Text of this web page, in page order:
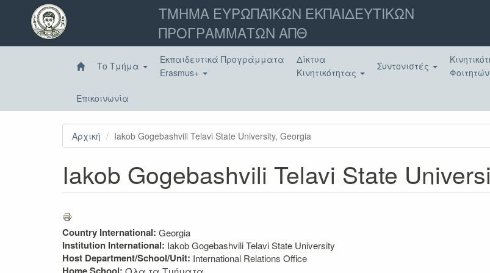
Παράκαμψη
κυρίως
ΤΜΗΜΑ ΕΥΡΩΠΑΪΚΩΝ ΕΚΠΑΙΔΕΥΤΙΚΩΝ
ΠΡΟΓΡΑΜΜΑΤΩΝ ΑΠΘ
Το Τμήμα
Εκπαιδευτικά Προγράμματα
Erasmus+
Δίκτυα
Κινητικότητας
Συντονιστές
Φοιτητών
Επικοινωνία
Αρχική Iakob Gogebashvili Telavi State University, Georgia
Iakob Gogebashvili Telavi State
Country International: Georgia
Institution International: Iakob Gogebashvili Telavi State University
Host Department/School/Unit: International Relations Office